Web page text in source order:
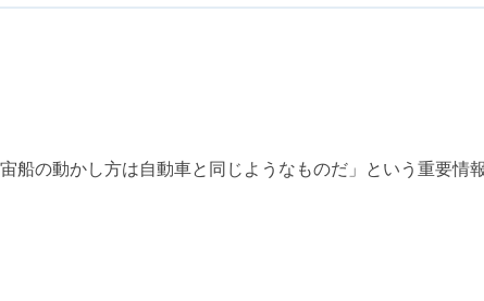
の動かし方は自動車と同じようなものだ」という重要情